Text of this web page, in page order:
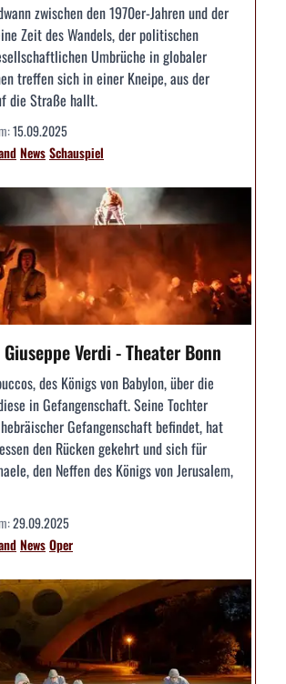
zwischen den 1970er-Jahren und der
Zeit des Wandels, der politischen
Umbrüche in globaler
treffen sich in einer Kneipe, aus der
die Straße hallt.
15.09.2025
NewsSchauspiel
Verdi - Theater Bonn
des Königs von Babylon, über die
in Gefangenschaft. Seine Tochter
Gefangenschaft befindet, hat
den Rücken gekehrt und sich für
den Neffen des Königs von Jerusalem,
29.09.2025
NewsOper